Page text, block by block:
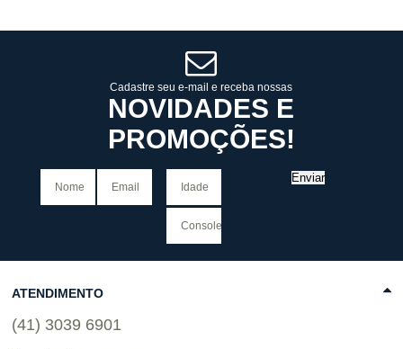
Cadastre seu e-mail e receba nossas
NOVIDADES E
PROMOÇÕES!
Enviar
ATENDIMENTO
(41) 3039 6901